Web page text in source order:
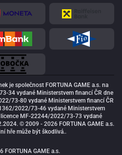
je společnost FORTUNA GAME a.s. na
34 vydané Ministerstvem financí ČR dne
73-80 vydané Ministerstvem financí ČR
2022/73-46 vydané Ministerstvem
MF-22244/2022/73-73 vydané
© 2009 - 2026 FORTUNA GAME a.s.
hře může být škodlivá..
FORTUNA GAME a.s.